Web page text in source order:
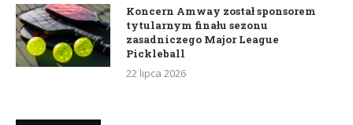
Koncern Amway został sponsorem
tytularnym finału sezonu
zasadniczego Major League
Pickleball
22 lipca 2026